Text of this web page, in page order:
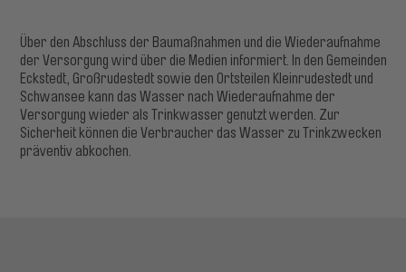
Über den Abschluss der Baumaßnahmen und die Wiederaufnahme
der Versorgung wird über die Medien informiert. In den Gemeinden
Eckstedt, Großrudestedt sowie den Ortsteilen Kleinrudestedt und
Schwansee kann das Wasser nach Wiederaufnahme der
Versorgung wieder als Trinkwasser genutzt werden. Zur
Sicherheit können die Verbraucher das Wasser zu Trinkzwecken
präventiv abkochen.